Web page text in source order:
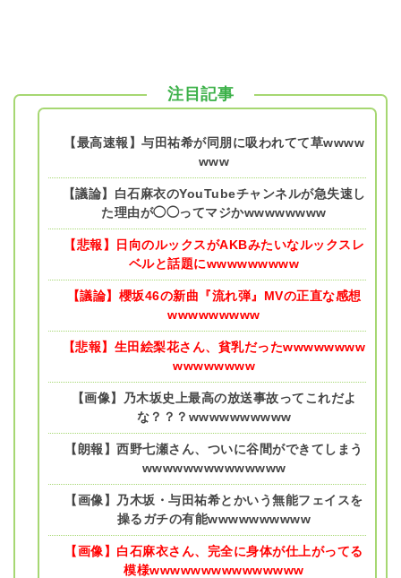
注目記事
【最高速報】与田祐希が同朋に吸われてて草wwww
www
【議論】白石麻衣のYouTubeチャンネルが急失速し
た理由が◯◯ってマジかwwwwwwww
【悲報】日向のルックスがAKBみたいなルックスレ
ベルと話題にwwwwwwwww
【議論】櫻坂46の新曲『流れ弾』MVの正直な感想
wwwwwwwww
【悲報】生田絵梨花さん、貧乳だったwwwwwwww
wwwwwwww
【画像】乃木坂史上最高の放送事故ってこれだよ
な？？？wwwwwwwwww
【朗報】西野七瀬さん、ついに谷間ができてしまう
wwwwwwwwwwwwww
【画像】乃木坂・与田祐希とかいう無能フェイスを
操るガチの有能wwwwwwwwww
【画像】白石麻衣さん、完全に身体が仕上がってる
模様wwwwwwwwwwwwwww